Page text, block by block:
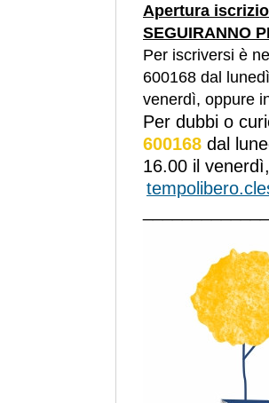
Apertura
SEGUIRANNO
Per iscriversi è
600168 dal
venerdì, oppure
Per dubbi o
600168 dal
16.00 il